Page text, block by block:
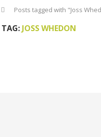
Posts tagged with "Joss
TAG: JOSS WHEDON